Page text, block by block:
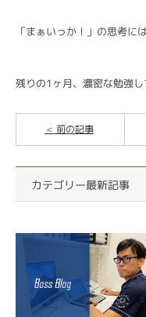
「まぁいっか！」の思考に
残りの1ヶ月、濃密な勉強し
前の記事
カテゴリー最新記事